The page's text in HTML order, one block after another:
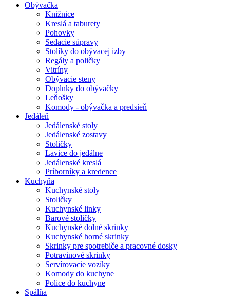
Obývačka
Knižnice
Kreslá a taburety
Pohovky
Sedacie súpravy
Stolíky do obývacej izby
Regály a poličky
Vitríny
Obývacie steny
Doplnky do obývačky
Leňošky
Komody - obývačka a predsieň
Jedáleň
Jedálenské stoly
Jedálenské zostavy
Stoličky
Lavice do jedálne
Jedálenské kreslá
Príborníky a kredence
Kuchyňa
Kuchynské stoly
Stoličky
Kuchynské linky
Barové stoličky
Kuchynské dolné skrinky
Kuchynské horné skrinky
Skrinky pre spotrebiče a pracovné dosky
Potravinové skrinky
Servírovacie vozíky
Komody do kuchyne
Police do kuchyne
Spálňa